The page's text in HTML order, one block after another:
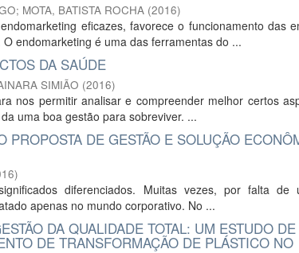
; MOTA, BATISTA ROCHA (2016)
eficazes, favorece o funcionamento das
endomarketing é uma das ferramentas do ...
DA SAÚDE
SIMIÃO (2016)
nos permitir analisar e compreender melhor certos
uma boa gestão para sobreviver. ...
DE GESTÃO E SOLUÇÃO
)
diferenciados. Muitas vezes, por falta de
apenas no mundo corporativo. No ...
DA QUALIDADE TOTAL: UM ESTUDO
DE TRANSFORMAÇÃO DE PLÁSTICO NO